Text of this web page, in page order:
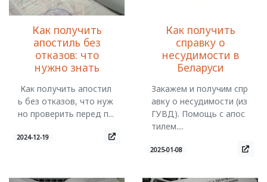
Как получить
апостиль без
отказов: что
нужно знать
Как получить апостил
ь без отказов, что нуж
но проверить перед п...
2024-12-19
Как получить
справку о
несудимости в
Беларуси
Закажем и получим спр
авку о несудимости (из
ГУВД). Помощь с апос
тилем....
2025-01-08